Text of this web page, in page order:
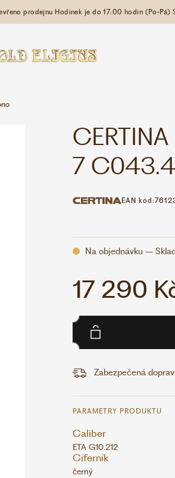
prodejnu Hodinek je do 17:00 hodin (Po-Pá)
7
EAN kód:
Na objednávku –
17 290
Zabezpečená
PARAMETRY PRODUKTU
Caliber
ETA G10.212
Ciferník
černý